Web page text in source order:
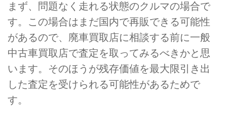
まず、問題なく走れる状態のクルマの場合で
す。この場合はまだ国内で再販できる可能性
があるので、廃車買取店に相談する前に一般
中古車買取店で査定を取ってみるべきかと思
います。そのほうが残存価値を最大限引き出
した査定を受けられる可能性があるためで
す。